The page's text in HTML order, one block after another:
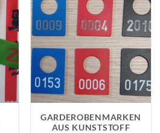
GARDEROBENMARKEN
AUS KUNSTSTOFF